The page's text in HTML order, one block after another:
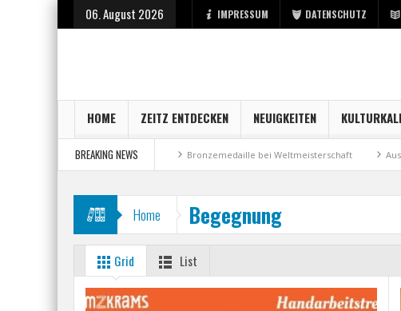
06. August 2026 IMPRESSUM DATENSCHUTZ
HOME ZEITZ ENTDECKEN NEUIGKEITEN
BREAKING NEWS
Berufsstart bei der Stadt Zeitz Bronzemedaille bei Weltmeisterschaft Aus
Home Begegnung
Grid List